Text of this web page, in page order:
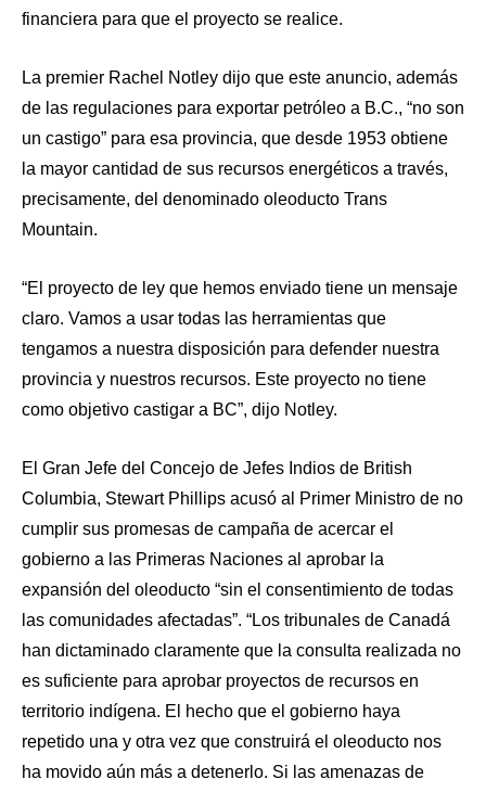
financiera para que el proyecto se realice.
La premier Rachel Notley dijo que este anuncio, además
de las regulaciones para exportar petróleo a B.C., “no son
un castigo” para esa provincia, que desde 1953 obtiene
la mayor cantidad de sus recursos energéticos a través,
precisamente, del denominado oleoducto Trans
Mountain.
“El proyecto de ley que hemos enviado tiene un mensaje
claro. Vamos a usar todas las herramientas que
tengamos a nuestra disposición para defender nuestra
provincia y nuestros recursos. Este proyecto no tiene
como objetivo castigar a BC”, dijo Notley.
El Gran Jefe del Concejo de Jefes Indios de British
Columbia, Stewart Phillips acusó al Primer Ministro de no
cumplir sus promesas de campaña de acercar el
gobierno a las Primeras Naciones al aprobar la
expansión del oleoducto “sin el consentimiento de todas
las comunidades afectadas”. “Los tribunales de Canadá
han dictaminado claramente que la consulta realizada no
es suficiente para aprobar proyectos de recursos en
territorio indígena. El hecho que el gobierno haya
repetido una y otra vez que construirá el oleoducto nos
ha movido aún más a detenerlo. Si las amenazas de